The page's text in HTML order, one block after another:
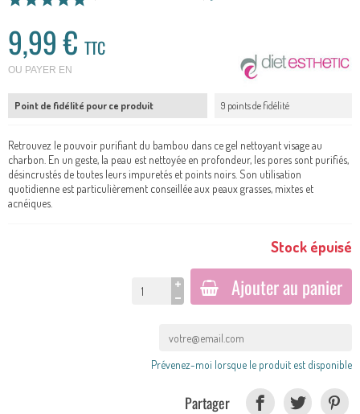
9,99 € TTC
OU PAYER EN
Point de fidélité pour ce produit 9 points de fidélité
Retrouvez le pouvoir purifiant du bambou dans ce gel nettoyant visage au
charbon. En un geste, la peau est nettoyée en profondeur, les pores sont purifiés,
désincrustés de toutes leurs impuretés et points noirs. Son utilisation
quotidienne est particulièrement conseillée aux peaux grasses, mixtes et
acnéiques.
Stock épuisé
Ajouter au panier
Prévenez-moi lorsque le produit est disponible
Partager